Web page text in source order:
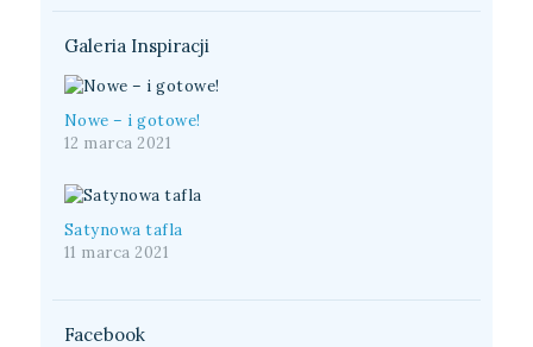
Galeria Inspiracji
Nowe – i gotowe!
12 marca 2021
Satynowa tafla
11 marca 2021
Facebook